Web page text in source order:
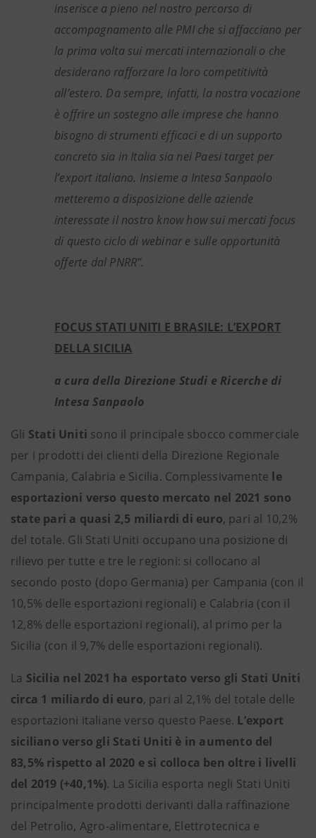
inserisce a pieno nel nostro percorso di
accompagnamento alle PMI che si affacciano per
la prima volta sui mercati internazionali o che
desiderano rafforzare la loro competitività
all’estero. Da sempre, infatti, la nostra vocazione
è offrire un sostegno alle imprese che hanno
bisogno di strumenti efficaci e di un supporto
concreto sia in Italia sia nei Paesi target per
l’export italiano. Insieme a Intesa Sanpaolo
metteremo a disposizione delle aziende
interessate il nostro know how sui mercati focus
di questo ciclo di webinar e sulle opportunità
offerte dal PNRR”.
FOCUS STATI UNITI E BRASILE: L’EXPORT
DELLA SICILIA
a cura della Direzione Studi e Ricerche di
Intesa Sanpaolo
Gli Stati Uniti sono il principale sbocco commerciale
per i prodotti dei clienti della Direzione Regionale
Campania, Calabria e Sicilia. Complessivamente le
esportazioni verso questo mercato nel 2021 sono
state pari a quasi 2,5 miliardi di euro, pari al 10,2%
del totale. Gli Stati Uniti occupano una posizione di
rilievo per tutte e tre le regioni: si collocano al
secondo posto (dopo Germania) per Campania (con il
10,5% delle esportazioni regionali) e Calabria (con il
12,8% delle esportazioni regionali), al primo per la
Sicilia (con il 9,7% delle esportazioni regionali).
La Sicilia nel 2021 ha esportato verso gli Stati Uniti
circa 1 miliardo di euro, pari al 2,1% del totale delle
esportazioni italiane verso questo Paese. L’export
siciliano verso gli Stati Uniti è in aumento del
83,5% rispetto al 2020 e si colloca ben oltre i livelli
del 2019 (+40,1%). La Sicilia esporta negli Stati Uniti
principalmente prodotti derivanti dalla raffinazione
del Petrolio, Agro-alimentare, Elettrotecnica e